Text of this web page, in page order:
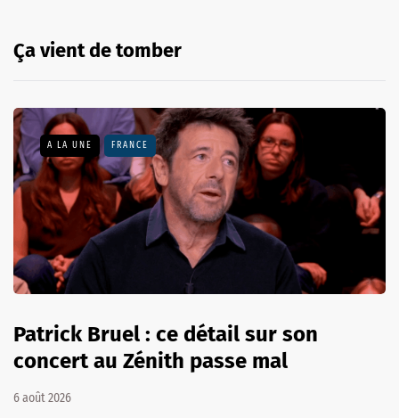
Ça vient de tomber
A LA UNE FRANCE
Patrick Bruel : ce détail sur son
concert au Zénith passe mal
6 août 2026